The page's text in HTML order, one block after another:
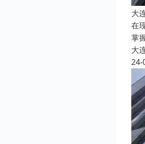
大
在
掌
大
24-